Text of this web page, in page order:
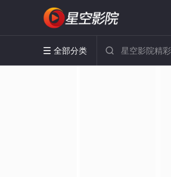
 全部分类 